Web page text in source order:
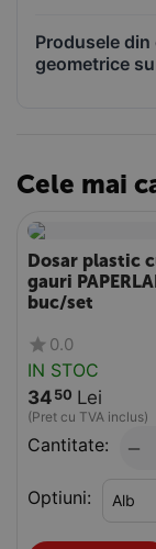
Produsele
geometrice
Cele mai
Dosar plastic
gauri
buc/set
0.0
IN STOC
34 50 Lei
(Pret cu TVA inclus)
Cantitate: −
Optiuni: